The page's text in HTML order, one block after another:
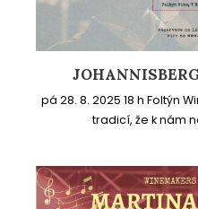
pá 28. 8. 2025 18 h Foltýn
tradicí, že k nám